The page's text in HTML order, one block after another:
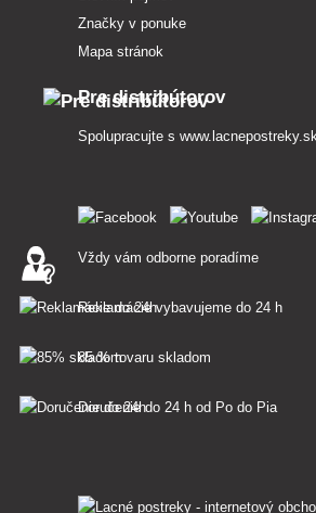
Značky v ponuke
Mapa stránok
Pre distribútorov
Spolupracujte s www.lacnepostreky.sk
Vždy vám odborne poradíme
Reklamácie vybavujeme do 24 h
85 % tovaru skladom
Doručenie do 24 h od Po do Pia